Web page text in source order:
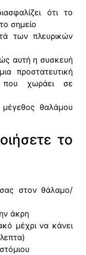
ότι το
σημείο
των πλευρικών
αυτή η συσκευή
προστατευτική
που χωράει σε
μέγεθος θαλάμου
το
στον θάλαμο/
άκρη
μέχρι να κάνει